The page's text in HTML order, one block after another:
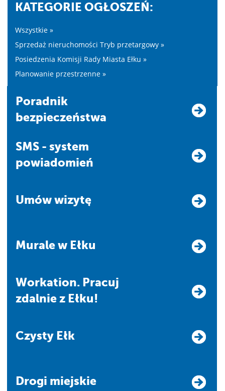
KATEGORIE OGŁOSZEŃ:
Wszystkie »
Sprzedaż nieruchomości Tryb przetargowy »
Posiedzenia Komisji Rady Miasta Ełku »
Planowanie przestrzenne »
Poradnik
bezpieczeństwa
SMS - system
powiadomień
Umów wizytę
Murale w Ełku
Workation. Pracuj
zdalnie z Ełku!
Czysty Ełk
Drogi miejskie